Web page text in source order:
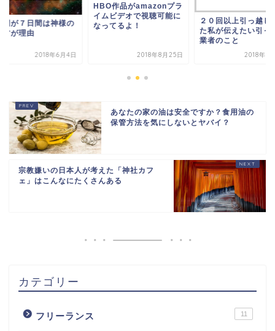
間が７日間は神様の
方が理由
2018年6月4日
HBO作品がamazonプラ
イムビデオで視聴可能に
なってるよ！
2018年8月25日
２０回以上引っ越し
た私が伝えたい引っ
業者のこと
2018年3
あなたの家の油は安全ですか？食用油の
保管方法を気にしないとヤバイ？
宗教嫌いの日本人が考えた「神社カフ
ェ」はこんなにたくさんある
カテゴリー
フリーランス 11